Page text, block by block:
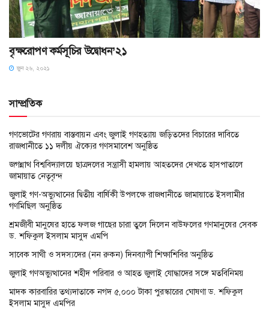
বৃক্ষরোপণ কর্মসূচির উদ্বোধন’২১
জুন ২৬, ২০২১
সাম্প্রতিক
গণভোটের গণরায় বাস্তবায়ন এবং জুলাই গণহত্যায় জড়িতদের বিচারের দাবিতে
রাজধানীতে ১১ দলীয় ঐক্যের গণসমাবেশ অনুষ্ঠিত
জগন্নাথ বিশ্ববিদ্যালয়ে ছাত্রদলের সন্ত্রাসী হামলায় আহতদের দেখতে হাসপাতালে
জামায়াত নেতৃবৃন্দ
জুলাই গণ-অভ্যুত্থানের দ্বিতীয় বার্ষিকী উপলক্ষে রাজধানীতে জামায়াতে ইসলামীর
গণমিছিল অনুষ্ঠিত
শ্রমজীবী মানুষের হাতে ফলজ গাছের চারা তুলে দিলেন বাউফলের গণমানুষের সেবক
ড. শফিকুল ইসলাম মাসুদ এমপি
সাবেক সাথী ও সদস্যদের (নন রুকন) দিনব্যাপী শিক্ষাশিবির অনুষ্ঠিত
জুলাই গণঅভ্যুত্থানের শহীদ পরিবার ও আহত জুলাই যোদ্ধাদের সঙ্গে মতবিনিময়
মাদক কারবারির তথ্যদাতাকে নগদ ৫,০০০ টাকা পুরস্কারের ঘোষণা ড. শফিকুল
ইসলাম মাসুদ এমপির